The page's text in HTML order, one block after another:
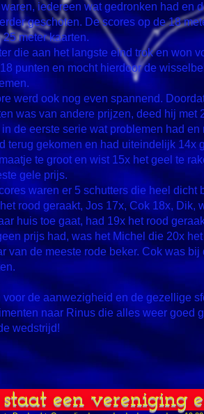
iedereen wat gedronken had en
geschoten. De scores op de 18
25 meter kaarten.
die aan het langste eind trok en won
punten en mocht hierdoor de
werd ook nog even spannend.
was van andere prijzen, deed hij met
de eerste serie wat problemen had en
terug gekomen en had uiteindelijk 14x
te groot en wist 15x het geel te
gele prijs.
waren er 5 schutters die heel dicht
rood geraakt, Jos 17x, Cok 18x, Dik,
huis toe gaat, had 19x het rood
prijs had, was het Michel die 20x
van de meeste rode beker. Cok was bij
de aanwezigheid en de gezellige
naar Rinus die alles weer goed
wedstrijd!
een vereniging